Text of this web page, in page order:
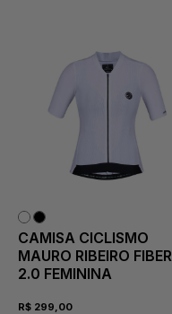
CAMISA CICLISMO
MAURO RIBEIRO FIBER
2.0 FEMININA
R$ 299,00